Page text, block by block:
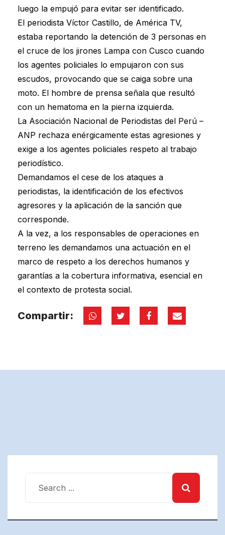
luego la empujó para evitar ser identificado.
El periodista Víctor Castillo, de América TV,
estaba reportando la detención de 3 personas en
el cruce de los jirones Lampa con Cusco cuando
los agentes policiales lo empujaron con sus
escudos, provocando que se caiga sobre una
moto. El hombre de prensa señala que resultó
con un hematoma en la pierna izquierda.
La Asociación Nacional de Periodistas del Perú –
ANP rechaza enérgicamente estas agresiones y
exige a los agentes policiales respeto al trabajo
periodístico.
Demandamos el cese de los ataques a
periodistas, la identificación de los efectivos
agresores y la aplicación de la sanción que
corresponde.
A la vez, a los responsables de operaciones en
terreno les demandamos una actuación en el
marco de respeto a los derechos humanos y
garantías a la cobertura informativa, esencial en
el contexto de protesta social.
Compartir: